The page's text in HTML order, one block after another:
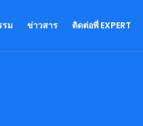
รม ข่าวสาร ติดต่อพี่ EXPERT